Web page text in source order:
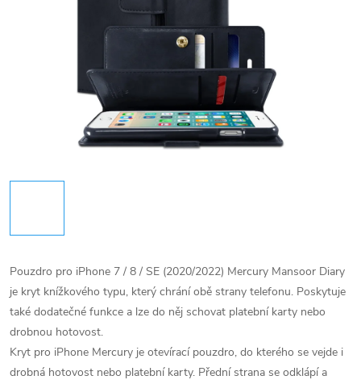
Pouzdro pro iPhone 7 / 8 / SE (2020/2022) Mercury Mansoor Diary
je kryt knížkového typu, který chrání obě strany telefonu. Poskytuje
také dodatečné funkce a lze do něj schovat platební karty nebo
drobnou hotovost.
Kryt pro iPhone Mercury je otevírací pouzdro, do kterého se vejde i
drobná hotovost nebo platební karty. Přední strana se odklápí a